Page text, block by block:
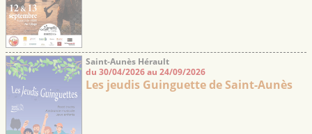
Saint-Aunès Hérault
du 30/04/2026 au 24/09/2026
Les jeudis Guinguette de Saint-Aunès